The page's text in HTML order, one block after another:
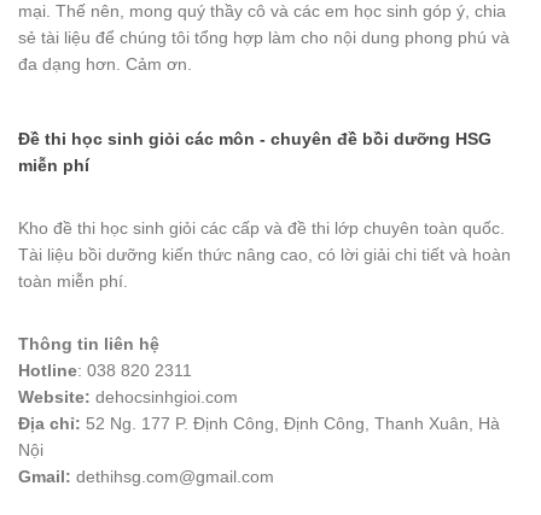
mại. Thế nên, mong quý thầy cô và các em học sinh góp ý, chia
sẻ tài liệu để chúng tôi tổng hợp làm cho nội dung phong phú và
đa dạng hơn. Cảm ơn.
Đề thi học sinh giỏi các môn - chuyên đề bồi dưỡng HSG
miễn phí
Kho đề thi học sinh giỏi các cấp và đề thi lớp chuyên toàn quốc.
Tài liệu bồi dưỡng kiến thức nâng cao, có lời giải chi tiết và hoàn
toàn miễn phí.
Thông tin liên hệ
Hotline: 038 820 2311
Website: dehocsinhgioi.com
Địa chỉ: 52 Ng. 177 P. Định Công, Định Công, Thanh Xuân, Hà
Nội
Gmail: dethihsg.com@gmail.com